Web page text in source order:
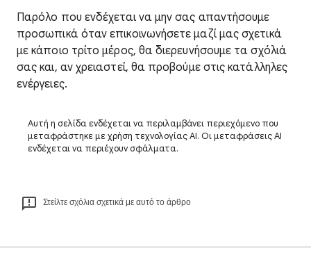
Παρόλο που ενδέχεται να μην σας απαντήσουμε
προσωπικά όταν επικοινωνήσετε μαζί μας σχετικά
με κάποιο τρίτο μέρος, θα διερευνήσουμε τα σχόλιά
σας και, αν χρειαστεί, θα προβούμε στις κατάλληλες
ενέργειες.
Αυτή η σελίδα ενδέχεται να περιλαμβάνει περιεχόμενο που
μεταφράστηκε με χρήση τεχνολογίας AI. Οι μεταφράσεις AI
ενδέχεται να περιέχουν σφάλματα.
Στείλτε σχόλια σχετικά με αυτό το άρθρο